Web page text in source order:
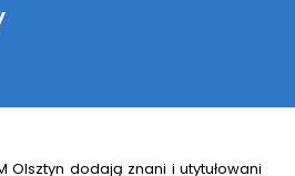
Olsztyn dodają znani i utytułowani